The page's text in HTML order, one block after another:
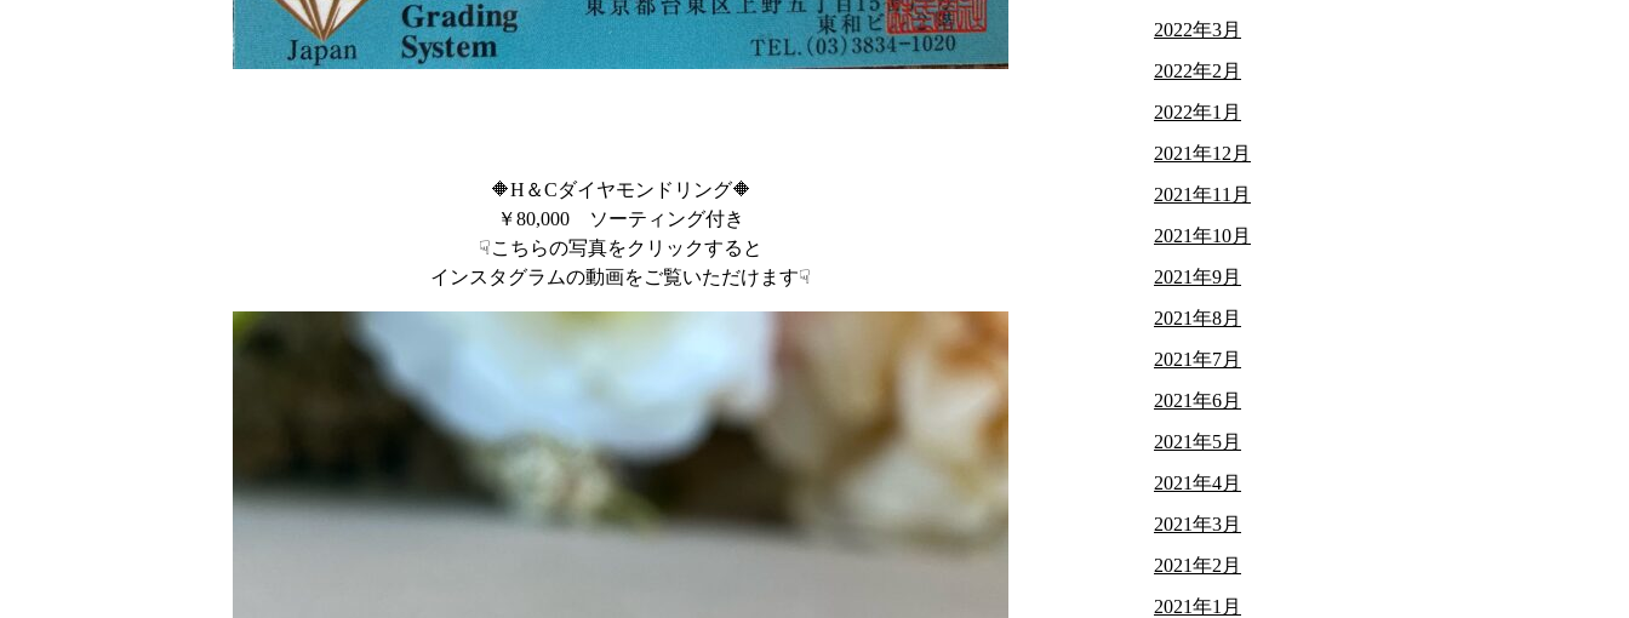
🔶H＆Cダイヤモンドリング🔶
￥80,000 ソーティング付き
☟こちらの写真をクリックすると
インスタグラムの動画をご覧いただけます☟
2022年3月
2022年2月
2022年1月
2021年12月
2021年11月
2021年10月
2021年9月
2021年8月
2021年7月
2021年6月
2021年5月
2021年4月
2021年3月
2021年2月
2021年1月